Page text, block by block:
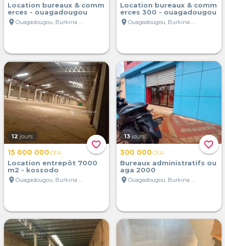
Location bureaux & comm
erces - ouagadougou
location_on
Ouagadougou, Burkina Faso
Location bureaux & comm
erces 300 - ouagadougou
location_on
Ouagadougou, Burkina Faso
favorite_border
12 jours
15 000 000CFA
Location entrepôt 7000
m2 - kossodo
location_on
Ouagadougou, Burkina Faso
favorite_border
13 jours
300 000CFA
Bureaux administratifs ou
aga 2000
location_on
Ouagadougou, Burkina Faso